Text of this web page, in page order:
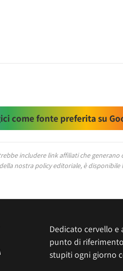
come fonte preferita su
includere link affiliati che generano
nostra policy editoriale, è disponibile
Dedicato cervello
punto di
stupiti ogni giorno